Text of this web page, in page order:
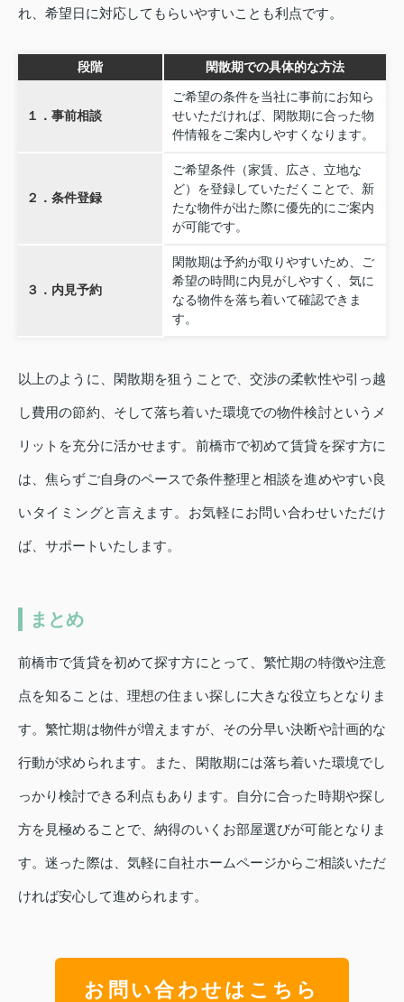
れ、希望日に対応してもらいやすいことも利点です。
段階 閑散期での具体的な方法
１．事前相談
ご希望の条件を当社に事前にお知ら
せいただければ、閑散期に合った物
件情報をご案内しやすくなります。
２．条件登録
ご希望条件（家賃、広さ、立地な
ど）を登録していただくことで、新
たな物件が出た際に優先的にご案内
が可能です。
３．内見予約
閑散期は予約が取りやすいため、ご
希望の時間に内見がしやすく、気に
なる物件を落ち着いて確認できま
す。
以上のように、閑散期を狙うことで、交渉の柔軟性や引っ越
し費用の節約、そして落ち着いた環境での物件検討というメ
リットを充分に活かせます。前橋市で初めて賃貸を探す方に
は、焦らずご自身のペースで条件整理と相談を進めやすい良
いタイミングと言えます。お気軽にお問い合わせいただけ
ば、サポートいたします。
まとめ
前橋市で賃貸を初めて探す方にとって、繁忙期の特徴や注意
点を知ることは、理想の住まい探しに大きな役立ちとなりま
す。繁忙期は物件が増えますが、その分早い決断や計画的な
行動が求められます。また、閑散期には落ち着いた環境でし
っかり検討できる利点もあります。自分に合った時期や探し
方を見極めることで、納得のいくお部屋選びが可能となりま
す。迷った際は、気軽に自社ホームページからご相談いただ
ければ安心して進められます。
お問い合わせはこちら